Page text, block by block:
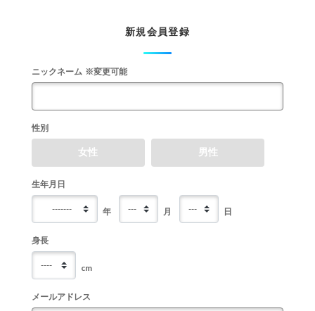
新規会員登録
ニックネーム ※変更可能
性別
女性 男性
生年月日
年 月 日
身長
cm
メールアドレス